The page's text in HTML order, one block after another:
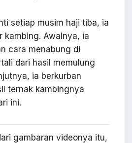
setiap musim haji tiba, ia
kambing. Awalnya, ia
cara menabung di
dari hasil memulung
ia berkurban
ternak kambingnya
ini.
gambaran videonya itu,